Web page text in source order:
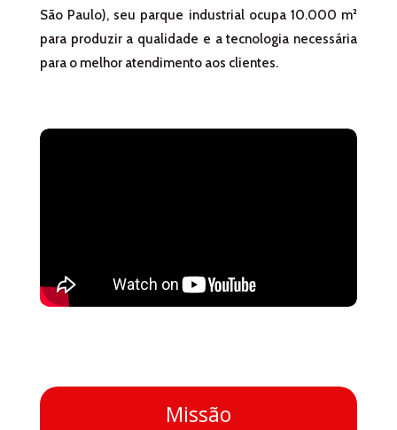
São Paulo), seu parque industrial ocupa 10.000 m²
para produzir a qualidade e a tecnologia necessária
para o melhor atendimento aos clientes.
Missão